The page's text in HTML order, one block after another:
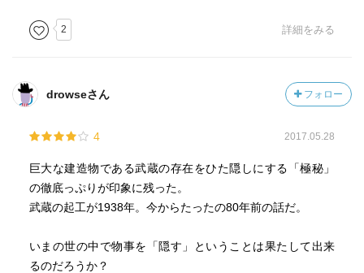
壮大な愚行を生んだのか？
いずれも重油の確保もままならず、護衛航空機をつける
ことができない状況下に出撃し、壮絶な最期を迎えた。
思考停止・非論理・神話の屹立…。
70有余年前、目を背けたくなる壮大な愚行を日本民族
がしでかしたことを教示してくれる貴重な記録。
2 詳細をみる
drowseさん フォロー
4 2017.05.28
巨大な建造物である武蔵の存在をひた隠しにする「極秘」
の徹底っぷりが印象に残った。
武蔵の起工が1938年。今からたったの80年前の話だ。
いまの世の中で物事を「隠す」ということは果たして出来
るのだろうか？